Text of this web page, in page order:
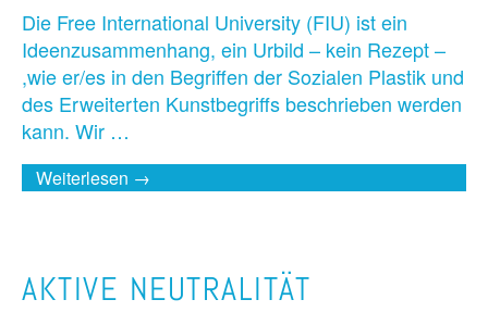
Die Free International University (FIU) ist ein
Ideenzusammenhang, ein Urbild – kein Rezept –
,wie er/es in den Begriffen der Sozialen Plastik und
des Erweiterten Kunstbegriffs beschrieben werden
kann. Wir …
Weiterlesen →
AKTIVE NEUTRALITÄT